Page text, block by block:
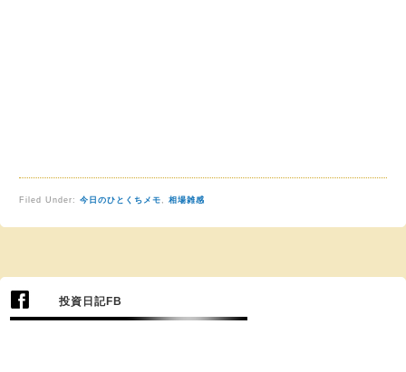
Filed Under: 今日のひとくちメモ , 相場雑感
投資日記FB